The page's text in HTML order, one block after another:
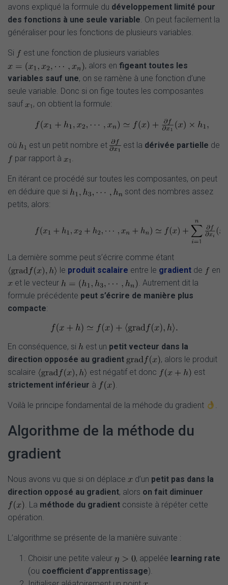
avons expliqué la formule du développement limité pour
des fonctions à une seule variable. On peut facilement la
généraliser pour les fonctions de plusieurs variables.
Si
est une fonction de plusieurs variables
, alors en figeant toutes les
variables sauf une, on se ramène à une fonction d’une
seule variable. Donc si on fige toutes les composantes
sauf
, on obtient la formule:
où est un petit nombre et est la dérivée partielle de
par rapport à
.
En itérant ce procédé sur toutes les composantes, on peut
en déduire que si
sont des nombres assez
petits, alors:
La dernière somme peut s’écrire comme étant
le produit scalaire entre le gradient de
en
et le vecteur
. Autrement dit la
formule précédente peut s’écrire de manière plus
compacte:
En conséquence, si est un petit vecteur dans la
direction opposée au gradient
, alors le produit
scalaire
est négatif et donc
est
strictement inférieur à .
Voilà le principe fondamental de la méhode du gradient .
Algorithme de la méthode du
gradient
Nous avons vu que si on déplace d’un petit pas dans la
direction opposé au gradient, alors on fait diminuer
. La méthode du gradient consiste à répéter cette
opération.
L’algorithme se présente de la manière suivante :
Choisir une petite valeur , appelée learning rate
(ou coefficient d’apprentissage).